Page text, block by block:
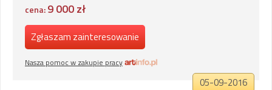
cena:9 000 zł
Zgłaszam zainteresowanie
Nasza pomoc w zakupie pracy
05-09-2016